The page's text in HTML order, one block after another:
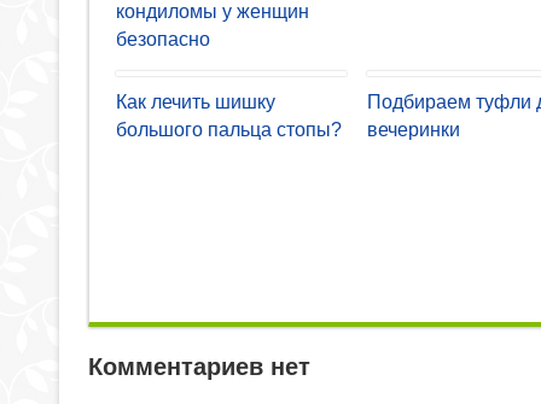
кондиломы у женщин
безопасно
Как лечить шишку
большого пальца стопы?
Подбираем туфли
вечеринки
Комментариев нет